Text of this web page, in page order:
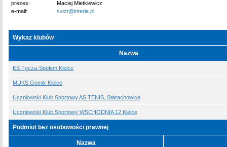
prezes:
Maciej Mietkiewicz
e-mail:
swzt@interia.pl
Wykaz klubów
Nazwa
KS Tęcza-Społem Kielce
MUKS Gemik Kielce
Uczniowski Klub Sportowy AS TENIS, Starachowice
Uczniowski Klub Sportowy WSCHODNIA 12 Kielce
Podmiot bez osobowości prawnej
Nazwa